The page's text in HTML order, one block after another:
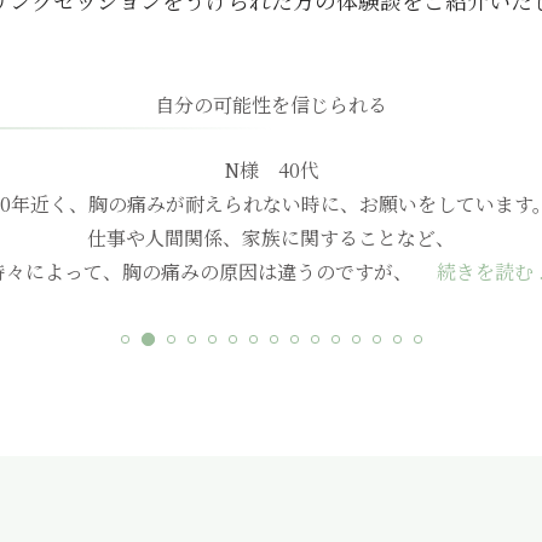
自分の可能性を信じられる
N様 40代
年近く、胸の痛みが耐えられない時に、お願いをしています。
仕事や人間関係、家族に関することなど、
々によって、胸の痛みの原因は違うのですが、 続きを読む